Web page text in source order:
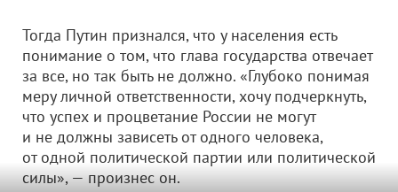
Тогда Путин признался, что у населения есть
понимание о том, что глава государства отвечает
за все, но так быть не должно. «Глубоко понимая
меру личной ответственности, хочу подчеркнуть,
что успех и процветание России не могут
и не должны зависеть от одного человека,
от одной политической партии или политической
силы», — произнес он.